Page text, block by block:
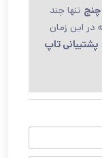
چنج تنها چند
این زمان
پشتیبانی تاپ